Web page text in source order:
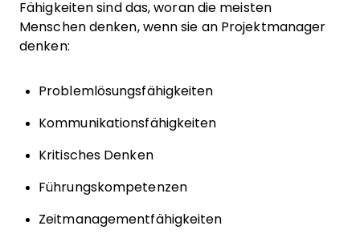
Fähigkeiten sind das, woran die meisten
Menschen denken, wenn sie an Projektmanager
denken:
Problemlösungsfähigkeiten
Kommunikationsfähigkeiten
Kritisches Denken
Führungskompetenzen
Zeitmanagementfähigkeiten